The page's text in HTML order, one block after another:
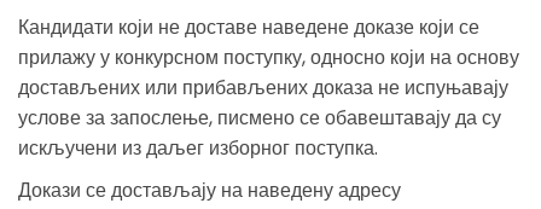
Кандидати који не доставе наведене доказе који се
прилажу у конкурсном поступку, односно који на основу
достављених или прибављених доказа не испуњавају
услове за запослење, писмено се обавештавају да су
искључени из даљег изборног поступка.
Докази се достављају на наведену адресу